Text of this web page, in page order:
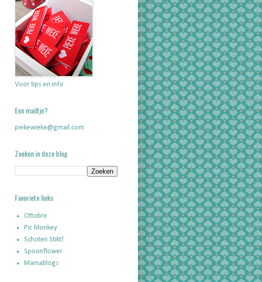
Voor tips en info
Een mailtje?
piekewieke@gmail.com
Zoeken in deze blog
Favoriete links
Ottobre
Pic Monkey
Schoten Stikt!
Spoonflower
Mamablogs